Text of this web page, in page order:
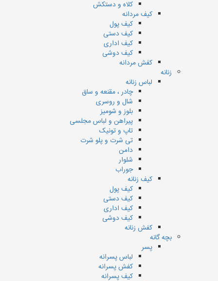
کلاه و دستکش
کیف مردانه
کیف پول
کیف دستی
کیف اداری
کیف دوشی
کفش مردانه
زنانه
لباس زنانه
چادر ، مقنعه و ساق
شال و روسری
بلوز و شومیز
پیراهن و لباس مجلسی
تاپ و تونیک
تی شرت و پلو شرت
دامن
شلوار
جوراب
کیف زنانه
کیف پول
کیف دستی
کیف اداری
کیف دوشی
کفش زنانه
بچه گانه
پسر
لباس پسرانه
کفش پسرانه
کیف پسرانه